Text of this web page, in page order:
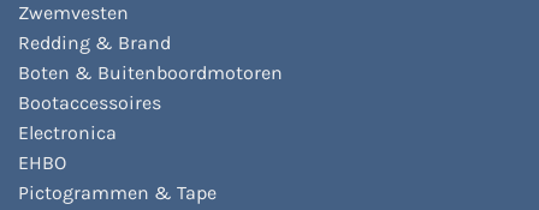
Zwemvesten
Redding & Brand
Boten & Buitenboordmotoren
Bootaccessoires
Electronica
EHBO
Pictogrammen & Tape